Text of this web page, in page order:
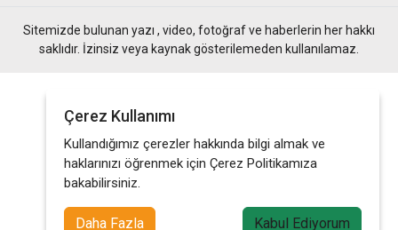
Sitemizde bulunan yazı , video, fotoğraf ve haberlerin her hakkı
saklıdır. İzinsiz veya kaynak gösterilemeden kullanılamaz.
Çerez Kullanımı
Kullandığımız çerezler hakkında bilgi almak ve
haklarınızı öğrenmek için Çerez Politikamıza
bakabilirsiniz.
Daha Fazla Kabul Ediyorum